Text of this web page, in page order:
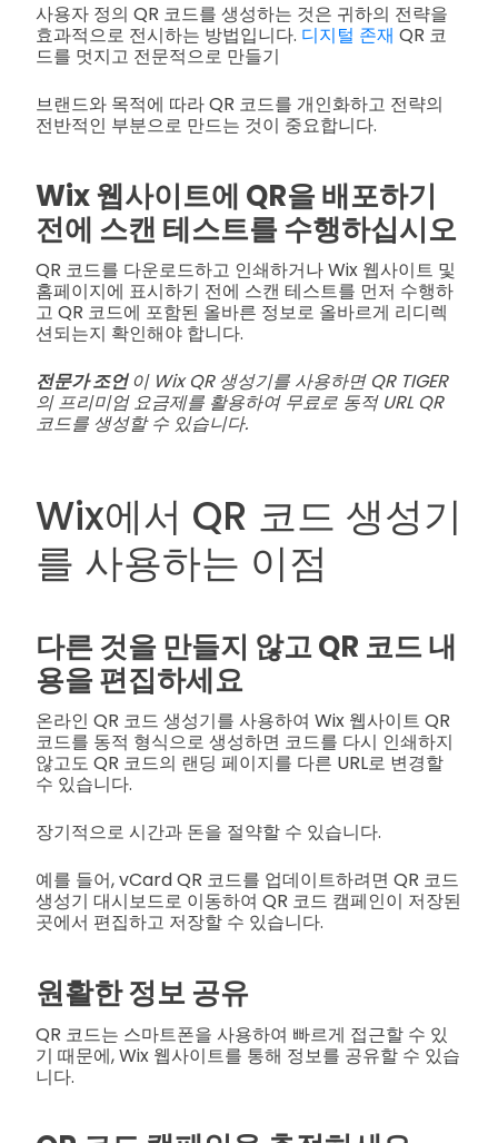
사용자 정의 QR 코드를 생성하는 것은 귀하의 전략을
효과적으로 전시하는 방법입니다. 디지털 존재 QR 코
드를 멋지고 전문적으로 만들기
브랜드와 목적에 따라 QR 코드를 개인화하고 전략의
전반적인 부분으로 만드는 것이 중요합니다.
Wix 웹사이트에 QR을 배포하기
전에 스캔 테스트를 수행하십시오
QR 코드를 다운로드하고 인쇄하거나 Wix 웹사이트 및
홈페이지에 표시하기 전에 스캔 테스트를 먼저 수행하
고 QR 코드에 포함된 올바른 정보로 올바르게 리디렉
션되는지 확인해야 합니다.
전문가 조언이 Wix QR 생성기를 사용하면 QR TIGER
의 프리미엄 요금제를 활용하여 무료로 동적 URL QR
코드를 생성할 수 있습니다.
Wix에서 QR 코드 생성기
를 사용하는 이점
다른 것을 만들지 않고 QR 코드 내
용을 편집하세요
온라인 QR 코드 생성기를 사용하여 Wix 웹사이트 QR
코드를 동적 형식으로 생성하면 코드를 다시 인쇄하지
않고도 QR 코드의 랜딩 페이지를 다른 URL로 변경할
수 있습니다.
장기적으로 시간과 돈을 절약할 수 있습니다.
예를 들어, vCard QR 코드를 업데이트하려면 QR 코드
생성기 대시보드로 이동하여 QR 코드 캠페인이 저장된
곳에서 편집하고 저장할 수 있습니다.
원활한 정보 공유
QR 코드는 스마트폰을 사용하여 빠르게 접근할 수 있
기 때문에, Wix 웹사이트를 통해 정보를 공유할 수 있습
니다.